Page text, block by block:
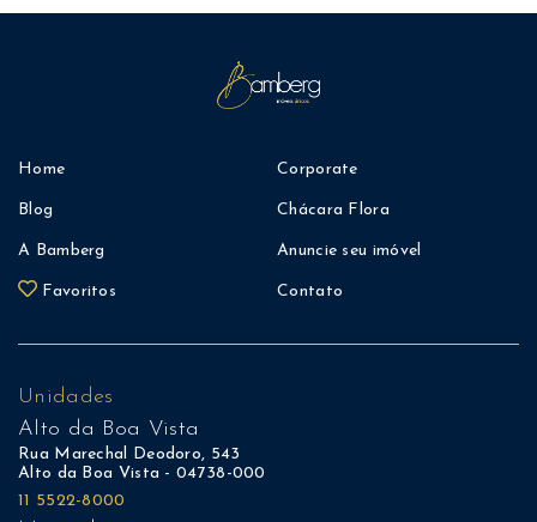
Home
Blog
A Bamberg
Favoritos
Corporate
Chácara Flora
Anuncie seu imóvel
Contato
Unidades
Alto da Boa Vista
Rua Marechal Deodoro, 543
Alto da Boa Vista - 04738-000
11 5522-8000